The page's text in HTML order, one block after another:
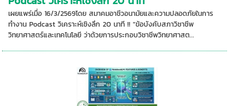
เผยแพร่เมื่อ 16/3/2569โดย สมาคมอาชีวอนามัยและความปลอดภัยในการ
ทำงาน Podcast วิเคราะห์เชิงลึก 20 นาที !! "ข้อบังคับสภาวิชาชีพ
วิทยาศาสตร์และเทคโนโลยี ว่าด้วยการประกอบวิชาชีพวิทยาศาสต...